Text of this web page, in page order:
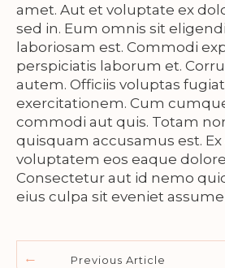
amet. Aut et voluptate ex
sed in. Eum omnis sit
laboriosam est. Commodi
perspiciatis laborum et.
autem. Officiis voluptas
exercitationem. Cum
commodi aut quis. Totam
quisquam accusamus est.
voluptatem eos eaque
Consectetur aut id nemo
eius culpa sit eveniet
Previous Article